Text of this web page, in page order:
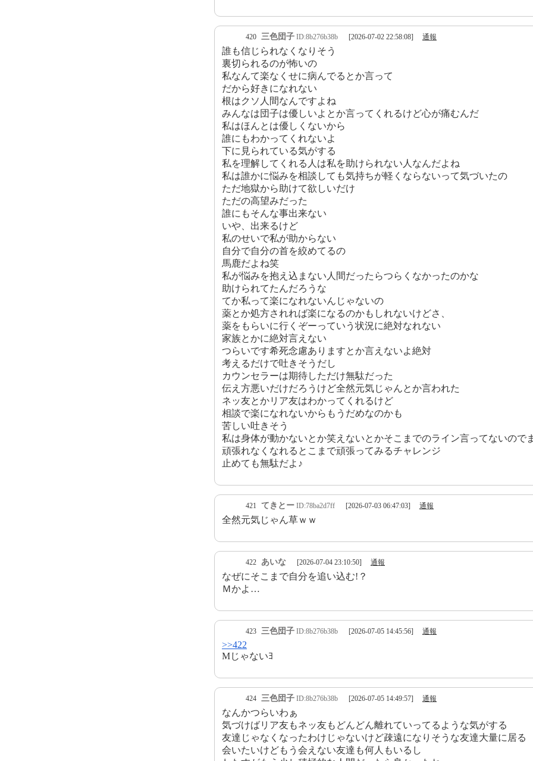
420 三色団子 ID:8b276b38b [2026-07-02 22:58:08] 通報
誰も信じられなくなりそう
裏切られるのが怖いの
私なんて楽なくせに病んでるとか言って
だから好きになれない
根はクソ人間なんですよね
みんなは団子は優しいよとか言ってくれるけど心が痛むんだ
私はほんとは優しくないから
誰にもわかってくれないよ
下に見られている気がする
私を理解してくれる人は私を助けられない人なんだよね
私は誰かに悩みを相談しても気持ちが軽くならないって気づいたの
ただ地獄から助けて欲しいだけ
ただの高望みだった
誰にもそんな事出来ない
いや、出来るけど
私のせいで私が助からない
自分で自分の首を絞めてるの
馬鹿だよね笑
私が悩みを抱え込まない人間だったらつらくなかったのかな
助けられてたんだろうな
てか私って楽になれないんじゃないの
薬とか処方されれば楽になるのかもしれないけどさ、
薬をもらいに行くぞーっていう状況に絶対なれない
家族とかに絶対言えない
つらいです希死念慮ありますとか言えないよ絶対
考えるだけで吐きそうだし
カウンセラーは期待しただけ無駄だった
伝え方悪いだけだろうけど全然元気じゃんとか言われた
ネッ友とかリア友はわかってくれるけど
相談で楽になれないからもうだめなのかも
苦しい吐きそう
私は身体が動かないとか笑えないとかそこまでのライン言ってないので
頑張れなくなれるとこまで頑張ってみるチャレンジ
止めても無駄だよ♪
421 てきとー ID:78ba2d7ff [2026-07-03 06:47:03] 通報
全然元気じゃん草ｗｗ
422 あいな [2026-07-04 23:10:50] 通報
なぜにそこまで自分を追い込む!？
Ｍかよ…
423 三色団子 ID:8b276b38b [2026-07-05 14:45:56] 通報
>>422
Mじゃないﾖ
424 三色団子 ID:8b276b38b [2026-07-05 14:49:57] 通報
なんかつらいわぁ
気づけばリア友もネッ友もどんどん離れていってるような気がする
友達じゃなくなったわけじゃないけど疎遠になりそうな友達大量に居る
会いたいけどもう会えない友達も何人もいるし